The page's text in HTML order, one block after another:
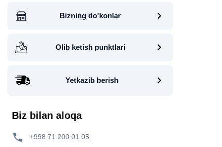
Bizning do'konlar
Olib ketish punktlari
Yetkazib berish
Biz bilan aloqa
+998 71 200 01 05